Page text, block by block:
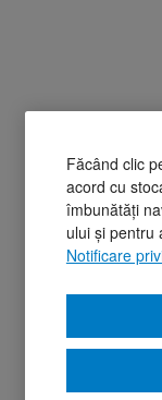
Făcând clic
acord cu
îmbunătăți
ului și pentru
Notificare